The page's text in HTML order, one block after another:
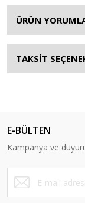
ÜRÜN
TAKSİT
E-BÜLTEN
Kampanya ve